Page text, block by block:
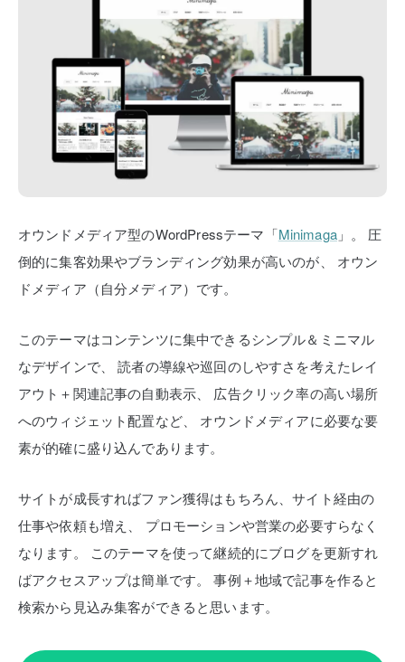
オウンドメディア型のWordPressテーマ「Minimaga」。
圧
倒的に集客効果やブランディング効果が高いのが、
オウン
ドメディア（自分メディア）です。
このテーマはコンテンツに集中できるシンプル＆ミニマル
なデザインで、
読者の導線や巡回のしやすさを考えたレイ
アウト＋関連記事の自動表示、
広告クリック率の高い場所
へのウィジェット配置など、
オウンドメディアに必要な要
素が的確に盛り込んであります。
サイトが成長すればファン獲得はもちろん、サイト経由の
仕事や依頼も増え、
プロモーションや営業の必要すらなく
なります。
このテーマを使って継続的にブログを更新すれ
ばアクセスアップは簡単です。
事例＋地域で記事を作ると
検索から見込み集客ができると思います。